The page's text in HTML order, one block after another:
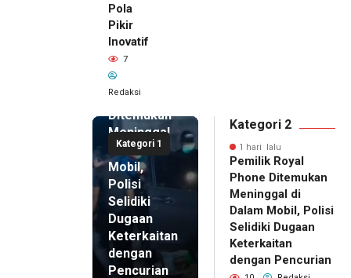
Pola
Pikir
Inovatif
7
Redaksi
Kategori 1
1 hari lalu
Pemilik
Royal
Phone
Ditemukan
Meninggal
di Dalam
Mobil,
Polisi
Selidiki
Dugaan
Keterkaitan
dengan
Pencurian
Kategori 2
1 hari lalu
Pemilik Royal
Phone Ditemukan
Meninggal di
Dalam Mobil, Polisi
Selidiki Dugaan
Keterkaitan
dengan Pencurian